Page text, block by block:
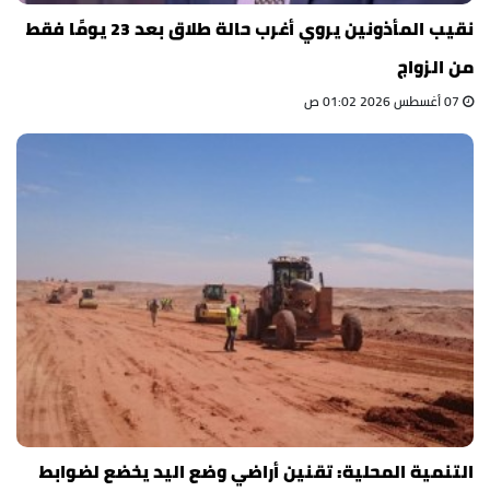
نقيب المأذونين يروي أغرب حالة طلاق بعد 23 يومًا فقط
من الزواج
التنمية المحلية: تقنين أراضي وضع اليد يخضع لضوابط